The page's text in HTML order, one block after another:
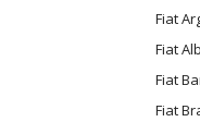
Fiat
Fiat
Fiat
Fiat